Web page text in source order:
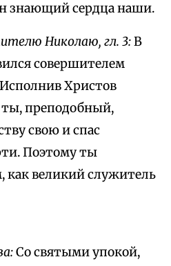
знающий сердца наши.
Николаю, гл. 3:В
совершителем
Христов
ты, преподобный,
свою и спас
Поэтому ты
как великий служитель
Со святыми упокой,